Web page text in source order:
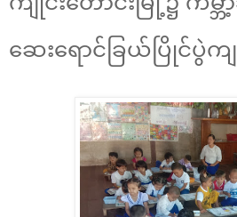
ဆေးရောင်ခြယ်ပြိုင်ပွဲကျ